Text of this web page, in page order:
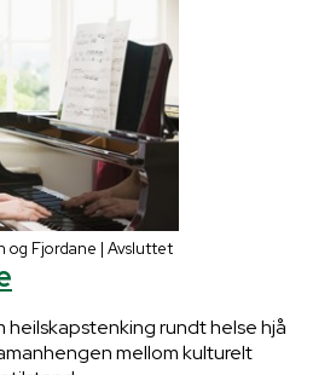
og Fjordane | Avsluttet
heilskapstenking rundt helse hjå
mellom kulturelt